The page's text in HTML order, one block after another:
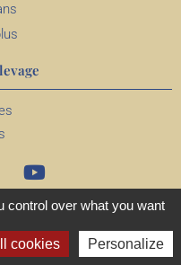
control over what you want
cookies Personalize